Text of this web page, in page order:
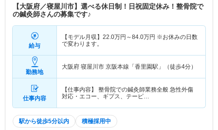
【大阪府／寝屋川市】選べる休日制！日祝固定休み！整骨院で
の鍼灸師さんの募集です♪
給与
【モデル月収】 22.0万円～84.0万円 ※お休みの日数
で変わります。
勤務地
大阪府 寝屋川市 京阪本線「香里園駅」（徒歩4分）
仕事内容
【仕事内容】 整骨院での鍼灸師業務全般 急性外傷
対応・エコー、ギプス、テーピ…
駅から徒歩5分以内 積極採用中